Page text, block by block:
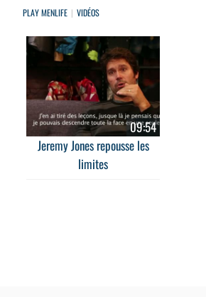
PLAY MENLIFE VIDÉOS
09:54
Jeremy Jones repousse les
limites